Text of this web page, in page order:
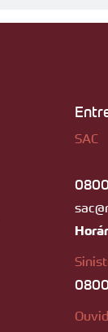
SAC